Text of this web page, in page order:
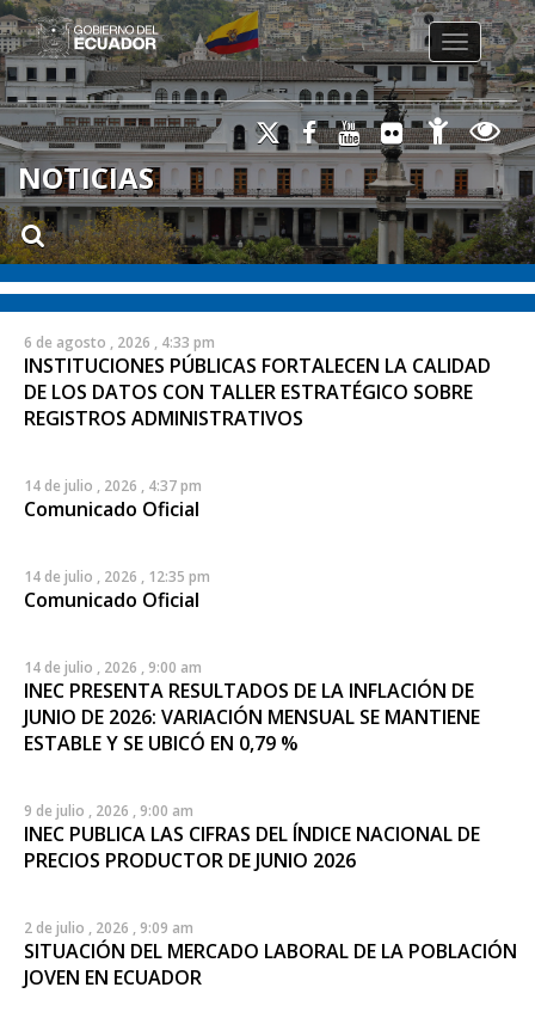
Toggle
NOTICIAS
6 de agosto , 2026 , 4:33 pm
INSTITUCIONES PÚBLICAS FORTALECEN LA CALIDAD
DE LOS DATOS CON TALLER ESTRATÉGICO SOBRE
REGISTROS ADMINISTRATIVOS
14 de julio , 2026 , 4:37 pm
Comunicado Oficial
14 de julio , 2026 , 12:35 pm
Comunicado Oficial
14 de julio , 2026 , 9:00 am
INEC PRESENTA RESULTADOS DE LA INFLACIÓN DE
JUNIO DE 2026: VARIACIÓN MENSUAL SE MANTIENE
ESTABLE Y SE UBICÓ EN 0,79 %
9 de julio , 2026 , 9:00 am
INEC PUBLICA LAS CIFRAS DEL ÍNDICE NACIONAL DE
PRECIOS PRODUCTOR DE JUNIO 2026
2 de julio , 2026 , 9:09 am
SITUACIÓN DEL MERCADO LABORAL DE LA POBLACIÓN
JOVEN EN ECUADOR